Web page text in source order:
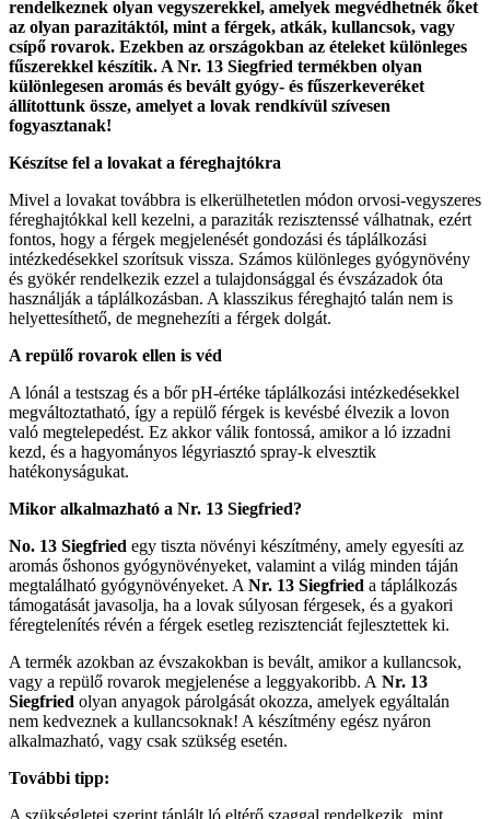
rendelkeznek olyan vegyszerekkel, amelyek megvédhetnék őket
az olyan parazitáktól, mint a férgek, atkák, kullancsok, vagy
csípő rovarok. Ezekben az országokban az ételeket különleges
fűszerekkel készítik. A Nr. 13 Siegfried termékben olyan
különlegesen aromás és bevált gyógy- és fűszerkeveréket
állítottunk össze, amelyet a lovak rendkívül szívesen
fogyasztanak!
Készítse fel a lovakat a féreghajtókra
Mivel a lovakat továbbra is elkerülhetetlen módon orvosi-vegyszeres
féreghajtókkal kell kezelni, a paraziták rezisztenssé válhatnak, ezért
fontos, hogy a férgek megjelenését gondozási és táplálkozási
intézkedésekkel szorítsuk vissza. Számos különleges gyógynövény
és gyökér rendelkezik ezzel a tulajdonsággal és évszázadok óta
használják a táplálkozásban. A klasszikus féreghajtó talán nem is
helyettesíthető, de megnehezíti a férgek dolgát.
A repülő rovarok ellen is véd
A lónál a testszag és a bőr pH-értéke táplálkozási intézkedésekkel
megváltoztatható, így a repülő férgek is kevésbé élvezik a lovon
való megtelepedést. Ez akkor válik fontossá, amikor a ló izzadni
kezd, és a hagyományos légyriasztó spray-k elvesztik
hatékonyságukat.
Mikor alkalmazható a Nr. 13 Siegfried?
No. 13 Siegfried egy tiszta növényi készítmény, amely egyesíti az
aromás őshonos gyógynövényeket, valamint a világ minden táján
megtalálható gyógynövényeket. A Nr. 13 Siegfried a táplálkozás
támogatását javasolja, ha a lovak súlyosan férgesek, és a gyakori
féregtelenítés révén a férgek esetleg rezisztenciát fejlesztettek ki.
A termék azokban az évszakokban is bevált, amikor a kullancsok,
vagy a repülő rovarok megjelenése a leggyakoribb. A Nr. 13
Siegfried olyan anyagok párolgását okozza, amelyek egyáltalán
nem kedveznek a kullancsoknak! A készítmény egész nyáron
alkalmazható, vagy csak szükség esetén.
További tipp:
A szükségletei szerint táplált ló eltérő szaggal rendelkezik, mint